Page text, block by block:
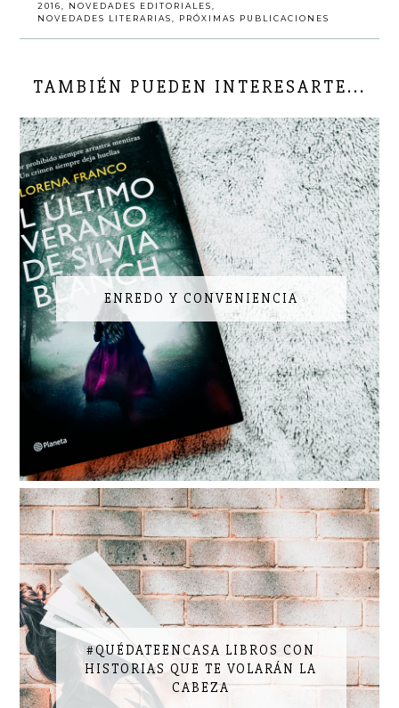
2016, NOVEDADES EDITORIALES,
NOVEDADES LITERARIAS, PRÓXIMAS PUBLICACIONES
TAMBIÉN PUEDEN INTERESARTE...
ENREDO Y CONVENIENCIA
#QUÉDATEENCASA LIBROS CON
HISTORIAS QUE TE VOLARÁN LA
CABEZA